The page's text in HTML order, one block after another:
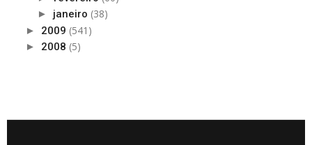
► janeiro (38)
► 2009 (541)
► 2008 (5)